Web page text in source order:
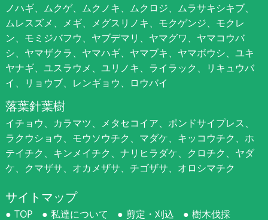
ノハギ、ムクゲ、ムクノキ、ムクロジ、ムラサキシキブ、
ムレスズメ、メギ、メグスリノキ、モクゲンジ、モクレ
ン、モミジバフウ、ヤブデマリ、ヤマグワ、ヤマコウバ
シ、ヤマザクラ、ヤマハギ、ヤマブキ、ヤマボウシ、ユキ
ヤナギ、ユスラウメ、ユリノキ、ライラック、リキュウバ
イ、リョウブ、レンギョウ、ロウバイ
落葉針葉樹
イチョウ、カラマツ、メタセコイア、ポンドサイプレス、
ラクウショウ、モウソウチク、マダケ、キッコウチク、ホ
テイチク、キンメイチク、ナリヒラダケ、クロチク、ヤダ
ケ、クマザサ、オカメザサ、チゴザサ、オロシマチク
サイトマップ
TOP 私達について 剪定・刈込 樹木伐採